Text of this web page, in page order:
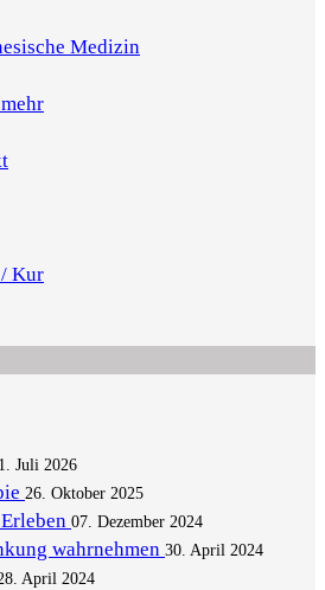
Medizin
Kur
Juli 2026
26. Oktober 2025
07. Dezember 2024
wahrnehmen 30. April 2024
April 2024